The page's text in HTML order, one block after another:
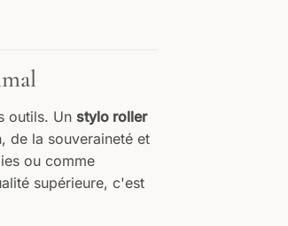
outils. Un stylo roller
de la souveraineté et
ou comme
supérieure, c'est